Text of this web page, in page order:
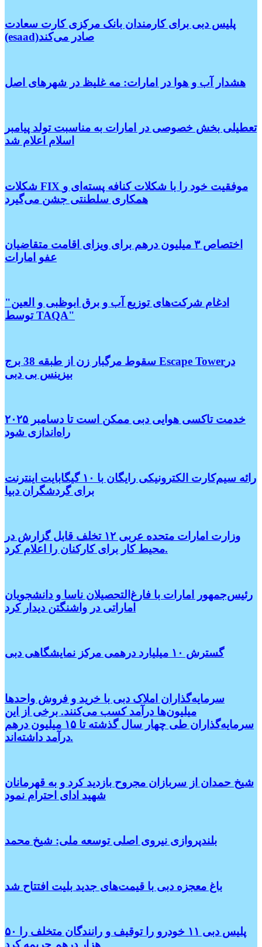
پلیس دبی برای کارمندان بانک مرکزی کارت سعادت
(esaad)صادر می‌کند
هشدار آب و هوا در امارات: مه غلیظ در شهرهای اصل
تعطیلی بخش خصوصی در امارات به مناسبت تولد پیامبر
اسلام اعلام شد
شکلات FIX موفقیت خود را با شکلات کنافه پسته‌ای و
همکاری سلطنتی جشن می‌گیرد
اختصاص ۳ میلیون درهم برای ویزای اقامت متقاضیان
عفو امارات
"ادغام شرکت‌های توزیع آب و برق ابوظبی و العین
توسط TAQA"
سقوط مرگبار زن از طبقه 38 برج Escape Towerدر
بیزینس بی دبی
خدمت تاکسی هوایی دبی ممکن است تا دسامبر ۲۰۲۵
راه‌اندازی شود
رائه سیم‌کارت الکترونیکی رایگان با ۱۰ گیگابایت اینترنت
برای گردشگران دبیا
وزارت امارات متحده عربی ۱۲ تخلف قابل گزارش در
محیط کار برای کارکنان را اعلام کرد.
رئیس‌جمهور امارات با فارغ‌التحصیلان ناسا و دانشجویان
اماراتی در واشنگتن دیدار کرد
گسترش ۱۰ میلیارد درهمی مرکز نمایشگاهی دبی
سرمایه‌گذاران املاک دبی با خرید و فروش واحدها
میلیون‌ها درآمد کسب می‌کنند. برخی از این
سرمایه‌گذاران طی چهار سال گذشته تا ۱۵ میلیون درهم
درآمد داشته‌اند.
شیخ حمدان از سربازان مجروح بازدید کرد و به قهرمانان
شهید ادای احترام نمود
بلندپروازی نیروی اصلی توسعه ملی: شیخ محمد
باغ معجزه دبی با قیمت‌های جدید بلیت افتتاح شد
پلیس دبی ۱۱ خودرو را توقیف و رانندگان متخلف را ۵۰
هزار درهم جریمه کرد